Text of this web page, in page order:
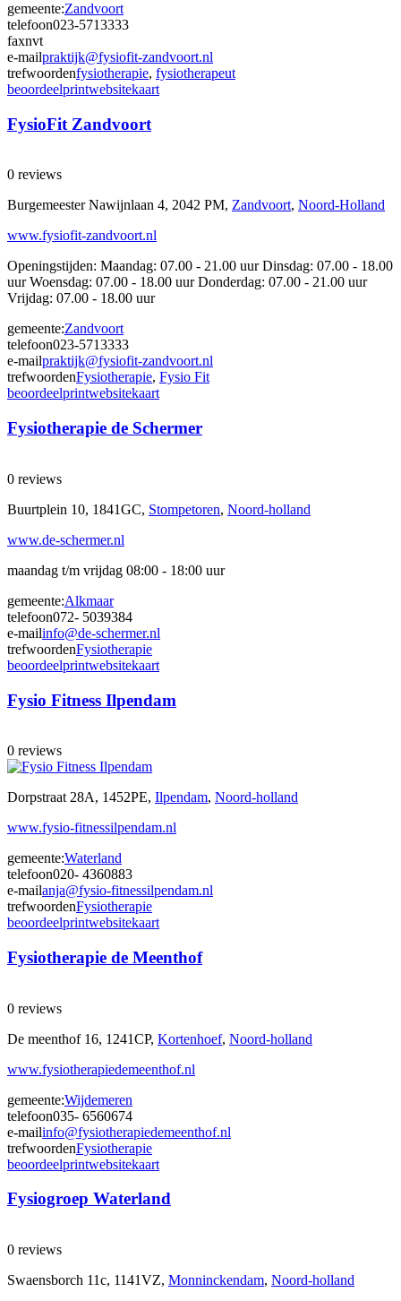
gemeente:Zandvoort
telefoon023-5713333
faxnvt
e-mailpraktijk@fysiofit-zandvoort.nl
trefwoordenfysiotherapie, fysiotherapeut
beoordeelprintwebsitekaart
FysioFit Zandvoort
0 reviews
Burgemeester Nawijnlaan 4, 2042 PM, Zandvoort, Noord-Holland
www.fysiofit-zandvoort.nl
Openingstijden: Maandag: 07.00 - 21.00 uur Dinsdag: 07.00 - 18.00
uur Woensdag: 07.00 - 18.00 uur Donderdag: 07.00 - 21.00 uur
Vrijdag: 07.00 - 18.00 uur
gemeente:Zandvoort
telefoon023-5713333
e-mailpraktijk@fysiofit-zandvoort.nl
trefwoordenFysiotherapie, Fysio Fit
beoordeelprintwebsitekaart
Fysiotherapie de Schermer
0 reviews
Buurtplein 10, 1841GC, Stompetoren, Noord-holland
www.de-schermer.nl
maandag t/m vrijdag 08:00 - 18:00 uur
gemeente:Alkmaar
telefoon072- 5039384
e-mailinfo@de-schermer.nl
trefwoordenFysiotherapie
beoordeelprintwebsitekaart
Fysio Fitness Ilpendam
0 reviews
Dorpstraat 28A, 1452PE, Ilpendam, Noord-holland
www.fysio-fitnessilpendam.nl
gemeente:Waterland
telefoon020- 4360883
e-mailanja@fysio-fitnessilpendam.nl
trefwoordenFysiotherapie
beoordeelprintwebsitekaart
Fysiotherapie de Meenthof
0 reviews
De meenthof 16, 1241CP, Kortenhoef, Noord-holland
www.fysiotherapiedemeenthof.nl
gemeente:Wijdemeren
telefoon035- 6560674
e-mailinfo@fysiotherapiedemeenthof.nl
trefwoordenFysiotherapie
beoordeelprintwebsitekaart
Fysiogroep Waterland
0 reviews
Swaensborch 11c, 1141VZ, Monninckendam, Noord-holland